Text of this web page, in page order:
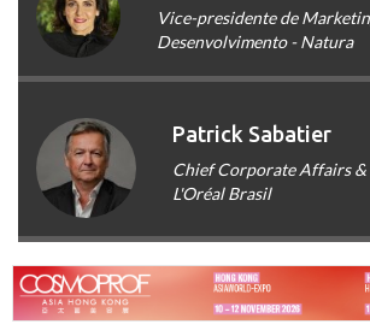
Vice-presidente de
Desenvolvimento - Natura
Patrick Sabatier
Chief Corporate Affairs &
L'Oréal Brasil